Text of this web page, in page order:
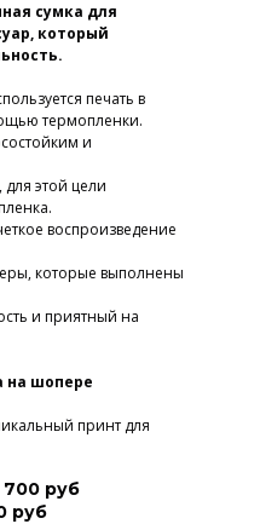
руб
руб
сумка для
который
печать в
термопленки.
и
этой цели
воспроизведение
которые выполнены
и приятный на
на шопере
принт для